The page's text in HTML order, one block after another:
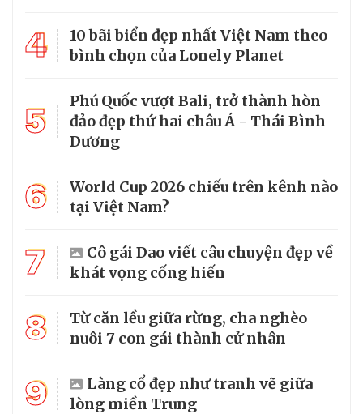
4
10 bãi biển đẹp nhất Việt Nam theo
bình chọn của Lonely Planet
5
Phú Quốc vượt Bali, trở thành hòn
đảo đẹp thứ hai châu Á - Thái Bình
Dương
6
World Cup 2026 chiếu trên kênh nào
tại Việt Nam?
7
Cô gái Dao viết câu chuyện đẹp về
khát vọng cống hiến
8
Từ căn lều giữa rừng, cha nghèo
nuôi 7 con gái thành cử nhân
9
Làng cổ đẹp như tranh vẽ giữa
lòng miền Trung